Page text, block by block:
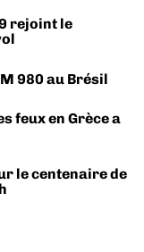
rejoint le
980 au Brésil
feux en Grèce a
le centenaire de